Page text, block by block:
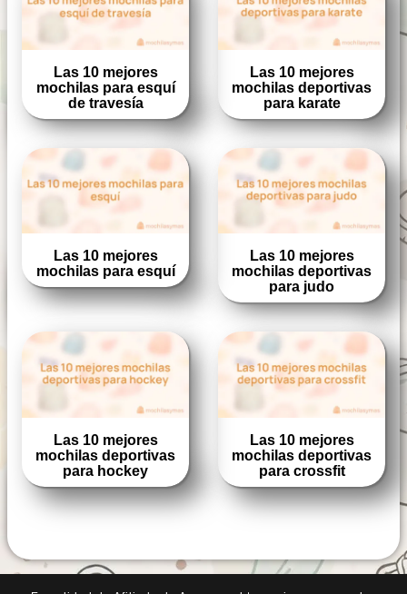
Las 10 mejores
mochilas para esquí
de travesía
Las 10 mejores
mochilas deportivas
para karate
Las 10 mejores
mochilas para esquí
Las 10 mejores
mochilas deportivas
para judo
Las 10 mejores
mochilas deportivas
para hockey
Las 10 mejores
mochilas deportivas
para crossfit